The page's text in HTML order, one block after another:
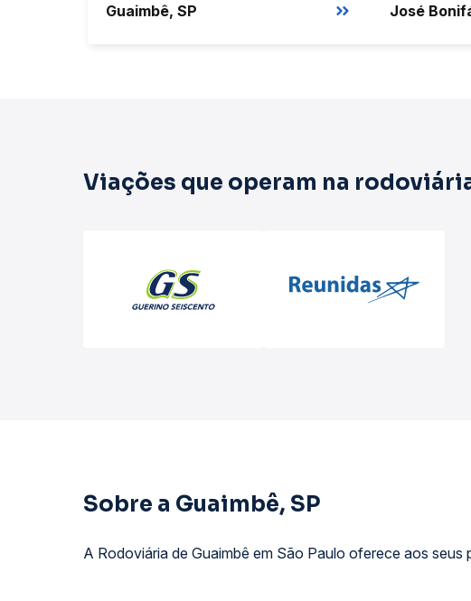
Guaimbê, SP José
Viações que operam na
Sobre a Guaimbê, SP
A Rodoviária de Guaimbê em São Paulo oferece aos